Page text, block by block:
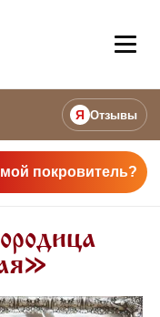
Я Отзывы
мой покровитель?